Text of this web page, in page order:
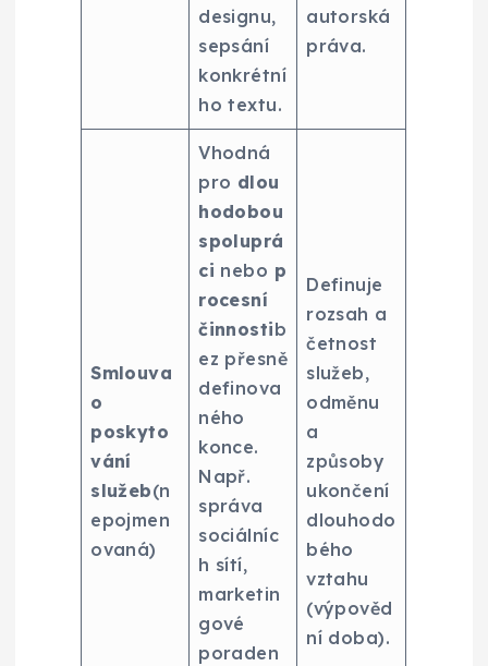
designu,
sepsání
konkrétní
ho textu.
autorská
práva.
Smlouva
o
poskyto
vání
služeb(n
epojmen
ovaná)
Vhodná
pro dlou
hodobou
spoluprá
ci nebo p
rocesní
činnostib
ez přesně
definova
ného
konce.
Např.
správa
sociálníc
h sítí,
marketin
gové
poraden
Definuje
rozsah a
četnost
služeb,
odměnu
a
způsoby
ukončení
dlouhodo
bého
vztahu
(výpověd
ní doba).